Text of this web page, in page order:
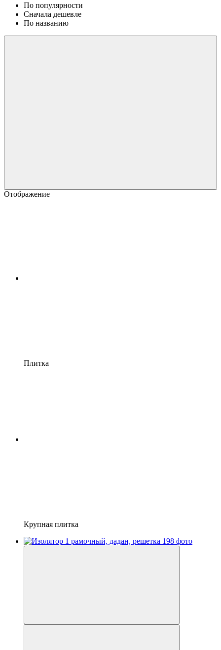
По популярности
Сначала дешевле
По названию
Отображение
Плитка
Крупная плитка